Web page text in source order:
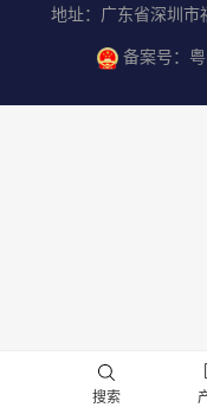
地址：广东省深圳市
备案号：
搜索